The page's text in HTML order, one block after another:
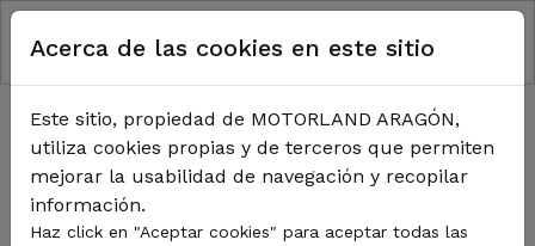
Pasar al contenido principal
RUTA DE NAVEGACIÓN
Inicio Noticias
TODA LA ACTUALIDAD DE
MOTORLAND
Acerca de las cookies en este sitio
Este sitio, propiedad de MOTORLAND ARAGÓN,
utiliza cookies propias y de terceros que permiten
mejorar la usabilidad de navegación y recopilar
información.
Haz click en "Aceptar cookies" para aceptar todas las